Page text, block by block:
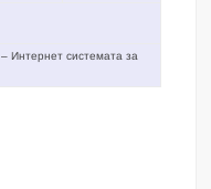
– Интернет системата за